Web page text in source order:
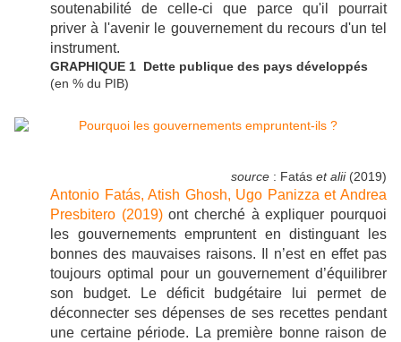
soutenabilité de celle-ci que parce qu'il pourrait
priver à l'avenir le gouvernement du recours d'un tel
instrument.
GRAPHIQUE 1 Dette publique des pays développés
(en % du PIB)
source : Fatás et alii(2019)
Antonio Fatás, Atish Ghosh, Ugo Panizza et Andrea
Presbitero (2019)ont cherché à expliquer pourquoi
les gouvernements empruntent en distinguant les
bonnes des mauvaises raisons. Il n’est en effet pas
toujours optimal pour un gouvernement d’équilibrer
son budget. Le déficit budgétaire lui permet de
déconnecter ses dépenses de ses recettes pendant
une certaine période. La première bonne raison de